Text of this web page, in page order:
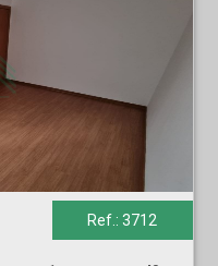
Ref.: 3712